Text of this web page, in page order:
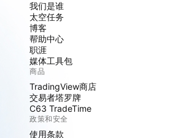
我们是谁
太空任务
博客
帮助中心
职涯
媒体工具包
商品
TradingView商店
交易者塔罗牌
C63 TradeTime
政策和安全
使用条款